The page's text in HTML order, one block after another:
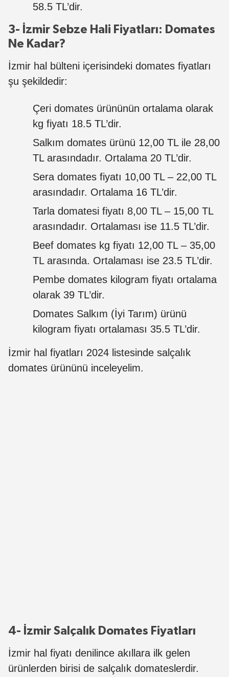
58.5 TL’dir.
3- İzmir Sebze Hali Fiyatları: Domates
Ne Kadar?
İzmir hal bülteni içerisindeki domates fiyatları
şu şekildedir:
Çeri domates ürününün ortalama olarak
kg fiyatı 18.5 TL’dir.
Salkım domates ürünü 12,00 TL ile 28,00
TL arasındadır. Ortalama 20 TL’dir.
Sera domates fiyatı 10,00 TL – 22,00 TL
arasındadır. Ortalama 16 TL’dir.
Tarla domatesi fiyatı 8,00 TL – 15,00 TL
arasındadır. Ortalaması ise 11.5 TL’dir.
Beef domates kg fiyatı 12,00 TL – 35,00
TL arasında. Ortalaması ise 23.5 TL’dir.
Pembe domates kilogram fiyatı ortalama
olarak 39 TL’dir.
Domates Salkım (İyi Tarım) ürünü
kilogram fiyatı ortalaması 35.5 TL’dir.
İzmir hal fiyatları 2024 listesinde salçalık
domates ürününü inceleyelim.
4- İzmir Salçalık Domates Fiyatları
İzmir hal fiyatı denilince akıllara ilk gelen
ürünlerden birisi de salçalık domateslerdir.